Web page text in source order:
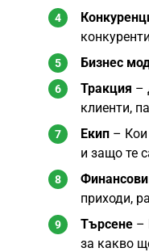
Бизнес
Тракция –
клиенти,
Екип – Кои
и защо те
приходи,
Търсене –
за какво